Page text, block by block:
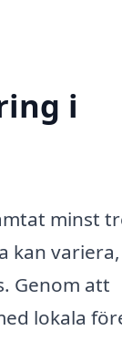
i
minst
kan
Genom att
lokala